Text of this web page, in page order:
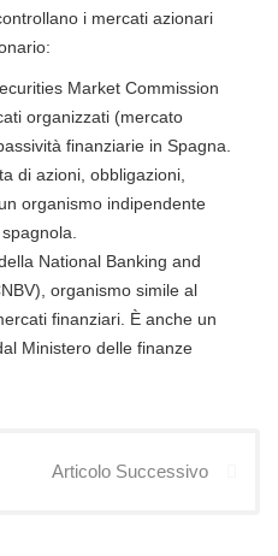
i mercati azionari
Market Commission
organizzati (mercato
finanziarie in Spagna.
di azioni, obbligazioni,
organismo indipendente
National Banking and
organismo simile al
finanziari. È anche un
Ministero delle finanze
Articolo Successivo